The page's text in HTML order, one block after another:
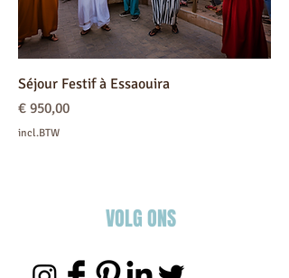
Séjour Festif à Essaouira
Prijs
€ 950,00
incl.BTW
VOLG ONS